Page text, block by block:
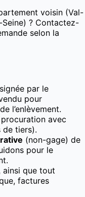
voisin (Val-
? Contactez-
selon la
par le
pour
l’enlèvement.
avec
de tiers).
(non-gage) de
pour le
ainsi que tout
factures